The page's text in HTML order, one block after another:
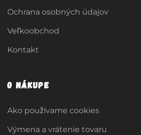
Ochrana osobných údajov
Veľkoobchod
Kontakt
O nákupe
Ako používame cookies
Výmena a vrátenie tovaru